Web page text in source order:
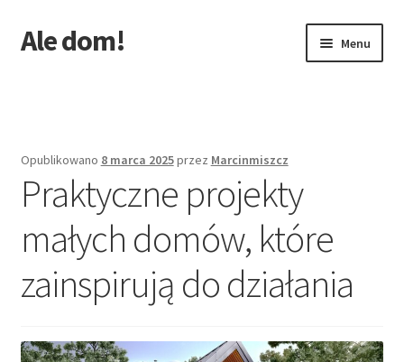
Przejdź
do
Przejdź
do
Ale dom! Menu
Opublikowano 8 marca 2025przez Marcinmiszcz
Praktyczne projekty
małych domów, które
zainspirują do działania